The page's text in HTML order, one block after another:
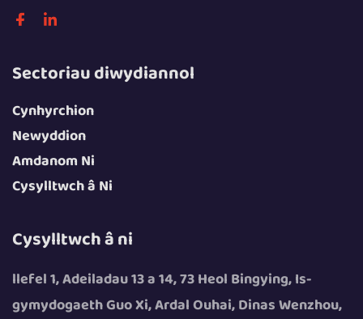
Sectoriau diwydiannol
Cynhyrchion
Newyddion
Amdanom Ni
Cysylltwch â Ni
Cysylltwch â ni
llefel 1, Adeiladau 13 a 14, 73 Heol Bingying, Is-
gymydogaeth Guo Xi, Ardal Ouhai, Dinas Wenzhou,